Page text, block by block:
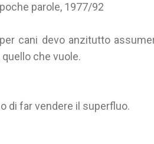
parole, 1977/92
cani devo anzitutto
che vuole.
di far vendere il superfluo.